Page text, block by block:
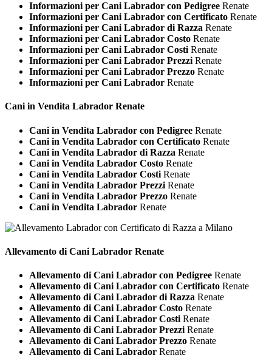
Informazioni per Cani Labrador con Pedigree Renate
Informazioni per Cani Labrador con Certificato Renate
Informazioni per Cani Labrador di Razza Renate
Informazioni per Cani Labrador Costo Renate
Informazioni per Cani Labrador Costi Renate
Informazioni per Cani Labrador Prezzi Renate
Informazioni per Cani Labrador Prezzo Renate
Informazioni per Cani Labrador Renate
Cani in Vendita Labrador Renate
Cani in Vendita Labrador con Pedigree Renate
Cani in Vendita Labrador con Certificato Renate
Cani in Vendita Labrador di Razza Renate
Cani in Vendita Labrador Costo Renate
Cani in Vendita Labrador Costi Renate
Cani in Vendita Labrador Prezzi Renate
Cani in Vendita Labrador Prezzo Renate
Cani in Vendita Labrador Renate
Allevamento di Cani Labrador Renate
Allevamento di Cani Labrador con Pedigree Renate
Allevamento di Cani Labrador con Certificato Renate
Allevamento di Cani Labrador di Razza Renate
Allevamento di Cani Labrador Costo Renate
Allevamento di Cani Labrador Costi Renate
Allevamento di Cani Labrador Prezzi Renate
Allevamento di Cani Labrador Prezzo Renate
Allevamento di Cani Labrador Renate